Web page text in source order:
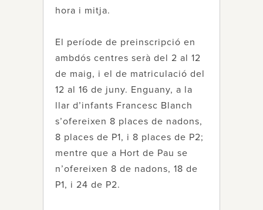
hora i mitja.
El període de preinscripció en
ambdós centres serà del 2 al 12
de maig, i el de matriculació del
12 al 16 de juny. Enguany, a la
llar d’infants Francesc Blanch
s’ofereixen 8 places de nadons,
8 places de P1, i 8 places de P2;
mentre que a Hort de Pau se
n’ofereixen 8 de nadons, 18 de
P1, i 24 de P2.